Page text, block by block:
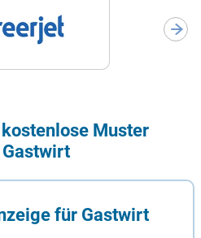
Muster
für Gastwirt